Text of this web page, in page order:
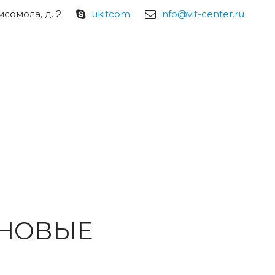
д. 2 ukitcom info@vit-center.ru
НОВЫЕ